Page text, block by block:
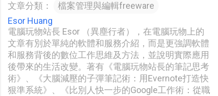
文章分類：
檔案管理與編輯freeware
Esor Huang
電腦玩物站長 Esor （異塵行者），在電腦玩物上的
文章有別於單純的軟體和服務介紹，而是更強調軟體
和服務背後的數位工作思維及方法，並說明實際應用
後帶來的生活改變。著有《電腦玩物站長的筆記思考
術》、《大腦減壓的子彈筆記術：用Evernote打造快
狠準系統》、《比別人快一步的Google工作術：從職